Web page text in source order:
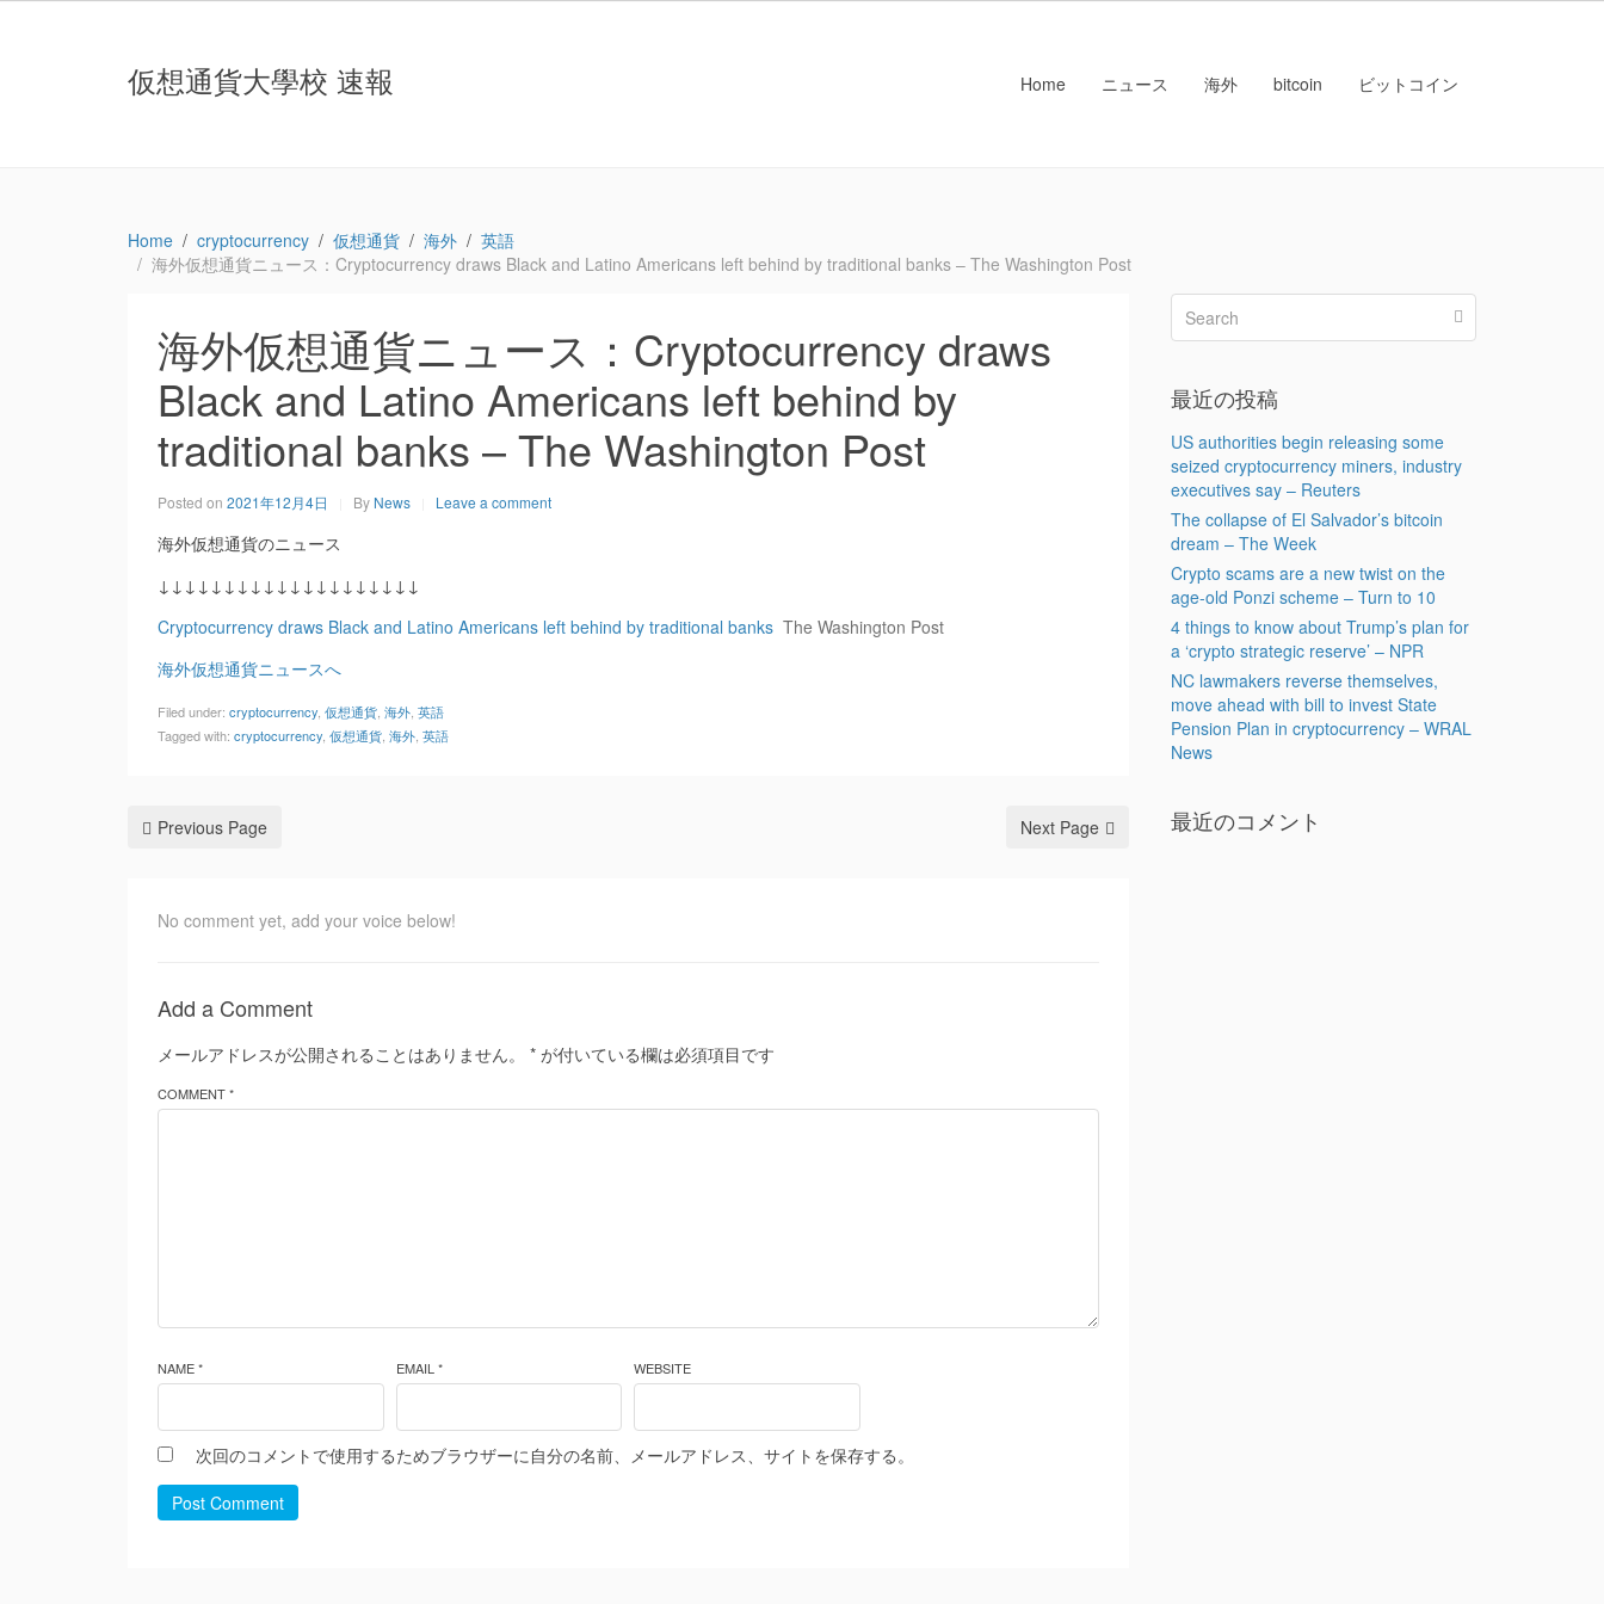
仮想通貨大學校 速報 Home ニュース 海外 bitcoin ビットコイン
Home cryptocurrency 仮想通貨 海外
英語
海外仮想通貨ニュース：Cryptocurrency draws Black and Latino Americans left behind by traditional banks – The Washington Post
海外仮想通貨ニュース：Cryptocurrency draws
Black and Latino Americans left behind by
traditional banks – The Washington Post
Posted on 2021年12月4日 By News Leave a comment
海外仮想通貨のニュース
↓↓↓↓↓↓↓↓↓↓↓↓↓↓↓↓↓↓↓↓
Cryptocurrency draws Black and Latino Americans left behind by traditional banks The Washington Post
海外仮想通貨ニュースへ
Filed under: cryptocurrency 仮想通貨 海外 英語
Tagged with: cryptocurrency 仮想通貨 海外 英語
Previous Page Next Page
No comment yet, add your voice below!
Add a Comment
メールアドレスが公開されることはありません。 * が付いている欄は必須項目です
COMMENT *
NAME * EMAIL * WEBSITE
次回のコメントで使用するためブラウザーに自分の名前、メールアドレス、サイトを保存する。
Post Comment
最近の投稿
US authorities begin releasing some
seized cryptocurrency miners, industry
executives say – Reuters
The collapse of El Salvador’s bitcoin
dream – The Week
Crypto scams are a new twist on the
age-old Ponzi scheme – Turn to 10
4 things to know about Trump’s plan for
a ‘crypto strategic reserve’ – NPR
NC lawmakers reverse themselves,
move ahead with bill to invest State
Pension Plan in cryptocurrency – WRAL
News
最近のコメント